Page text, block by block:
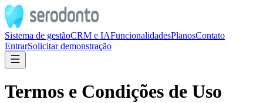
Sistema de gestãoCRM e IAFuncionalidadesPlanosContato
EntrarSolicitar demonstração
Termos e Condições de Uso